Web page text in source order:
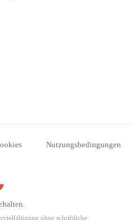
Nutzungsbedingungen
ohne schriftliche